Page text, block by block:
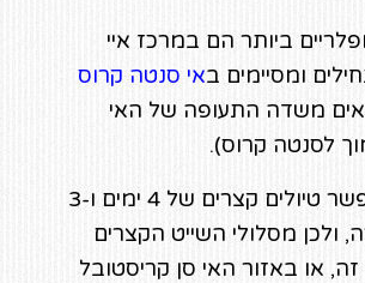
ביותר הם במרכז איי
ומסיימים באי סנטה קרוס
משדה התעופה של האי
לסנטה קרוס).
מסלול זה מאפשר טיולים קצרים של 4 ימים ו-3
ולכן מסלולי השייט הקצרים
או באזור האי סן קריסטובל